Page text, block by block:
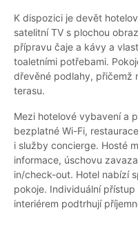
K dispozici je devět
satelitní TV s plochou
přípravu čaje a kávy a
toaletními potřebami.
dřevěné podlahy, přičemž
terasu.
Mezi hotelové vybavení a
bezplatné Wi-Fi,
i služby concierge. Hosté
informace, úschovu
in/check-out. Hotel nabízí
pokoje. Individuální
interiérem podtrhují